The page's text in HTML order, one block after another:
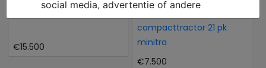
€15.500
compacttractor 21 pk
minitra
€7.500